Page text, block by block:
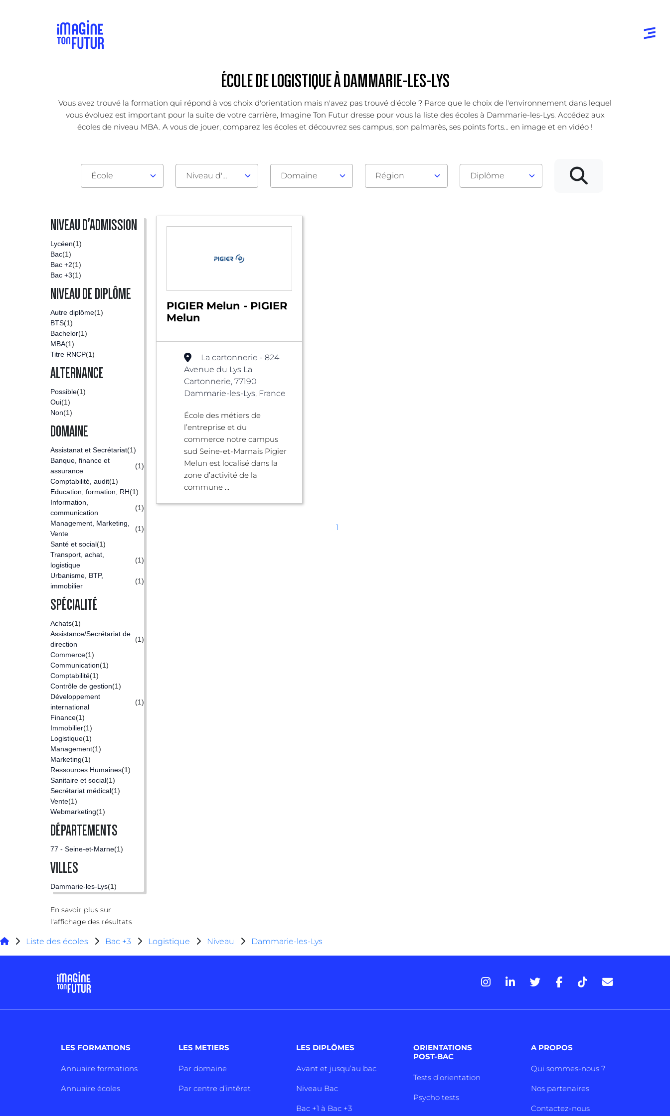
ÉCOLE DE LOGISTIQUE À DAMMARIE-LES-LYS
Vous avez trouvé la formation qui répond à vos choix d'orientation mais n'avez pas trouvé d'école ? Parce que le choix de l'environnement dans lequel
vous évoluez est important pour la suite de votre carrière, Imagine Ton Futur dresse pour vous la liste des écoles à Dammarie-les-Lys. Accédez aux
écoles de niveau MBA. A vous de jouer, comparez les écoles et découvrez ses campus, son palmarès, ses points forts... en image et en vidéo !
École Niveau d'admission Domaine Région Diplôme
NIVEAU D'ADMISSION
Lycéen(1)
Bac(1)
Bac +2(1)
Bac +3(1)
NIVEAU DE DIPLÔME
Autre diplôme(1)
BTS(1)
Bachelor(1)
MBA(1)
Titre RNCP(1)
ALTERNANCE
Possible(1)
Oui(1)
Non(1)
DOMAINE
Assistanat et Secrétariat(1)
Banque, finance et
assurance
(1)
Comptabilité, audit(1)
Education, formation, RH(1)
Information,
communication
(1)
Management, Marketing,
Vente
(1)
Santé et social(1)
Transport, achat,
logistique
(1)
Urbanisme, BTP,
immobilier
(1)
SPÉCIALITÉ
Achats(1)
Assistance/Secrétariat de
direction
(1)
Commerce(1)
Communication(1)
Comptabilité(1)
Contrôle de gestion(1)
Développement
international
(1)
Finance(1)
Immobilier(1)
Logistique(1)
Management(1)
Marketing(1)
Ressources Humaines(1)
Sanitaire et social(1)
Secrétariat médical(1)
Vente(1)
Webmarketing(1)
DÉPARTEMENTS
77 - Seine-et-Marne(1)
VILLES
Dammarie-les-Lys(1)
En savoir plus sur
l'affichage des résultats
PIGIER Melun - PIGIER
Melun
La cartonnerie - 824
Avenue du Lys La
Cartonnerie, 77190
Dammarie-les-Lys, France
École des métiers de
l’entreprise et du
commerce notre campus
sud Seine-et-Marnais Pigier
Melun est localisé dans la
zone d’activité de la
commune ...
1
Liste des écoles Bac +3 Logistique Niveau Dammarie-les-Lys
LES FORMATIONS
Annuaire formations
Annuaire écoles
LES METIERS
Par domaine
Par centre d’intêret
LES DIPLÔMES
Avant et jusqu’au bac
Niveau Bac
Bac +1 à Bac +3
ORIENTATIONS
POST-BAC
Tests d’orientation
Psycho tests
A PROPOS
Qui sommes-nous ?
Nos partenaires
Contactez-nous